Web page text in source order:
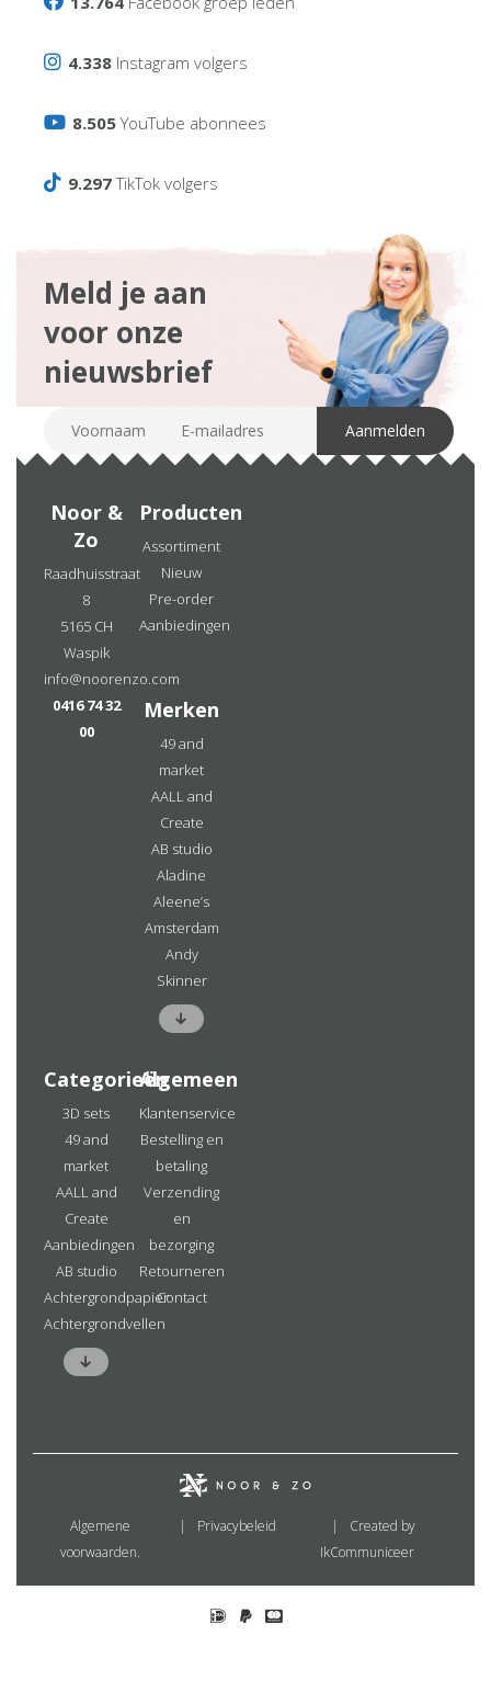
4.338 Instagram volgers
8.505YouTube abonnees
9.297TikTok volgers
Meld je aan
voor onze
nieuwsbrief
Noor &
Zo
Raadhuisstraat
8
5165 CH
Waspik
info@noorenzo.com
0416 74 32
00
Producten
Assortiment
Nieuw
Pre-order
Aanbiedingen
Merken
49 and
market
AALL and
Create
AB studio
Aladine
Aleene’s
Amsterdam
Andy
Skinner
Categorieën
3D sets
49 and
market
AALL and
Create
Aanbiedingen
AB studio
Achtergrondpapier
Achtergrondvellen
Algemeen
Klantenservice
Bestelling en
betaling
Verzending
en
bezorging
Retourneren
Contact
Algemene
voorwaarden.
Privacybeleid
Created by
IkCommuniceer